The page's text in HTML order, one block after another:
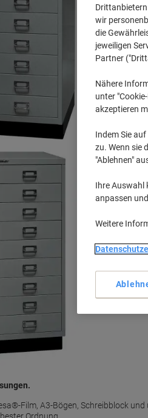
Film, A3-Bögen, Schreibblock
wir
die
jeweiligen
Partner
Nähere
unter
akzeptieren
Indem Sie
zu. Wenn sie
"Ablehnen"
Ihre Auswahl
anpassen
Weitere